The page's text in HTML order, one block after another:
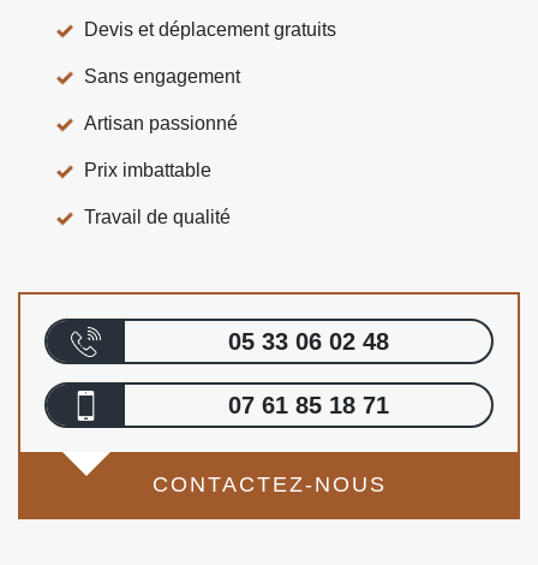
Devis et déplacement gratuits
Sans engagement
Artisan passionné
Prix imbattable
Travail de qualité
05 33 06 02 48
07 61 85 18 71
CONTACTEZ-NOUS